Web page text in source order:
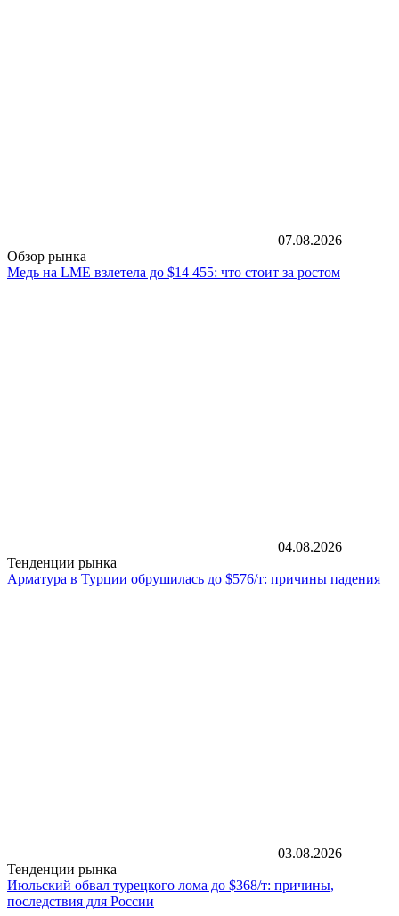
07.08.2026
Обзор рынка
Медь на LME взлетела до $14 455: что стоит за ростом
04.08.2026
Тенденции рынка
Арматура в Турции обрушилась до $576/т: причины падения
03.08.2026
Тенденции рынка
Июльский обвал турецкого лома до $368/т: причины,
последствия для России